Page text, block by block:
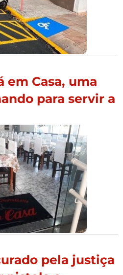
em Casa, uma
para servir a
pela justiça